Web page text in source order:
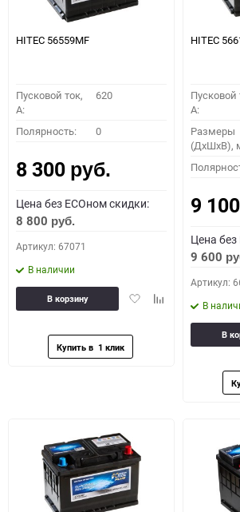
HITEC 56559MF
Пусковой ток,
A:
620
Полярность: 0
8 300 руб.
Цена без ECOном скидки:
8 800 руб.
Артикул: 67071
В наличии
ДобавитьДобавить
сравнению
В корзину
HITEC
Пусковой
A:
Размеры
(ДхШхВ),
9 100
Цена
9 600
Артикул:
В
В